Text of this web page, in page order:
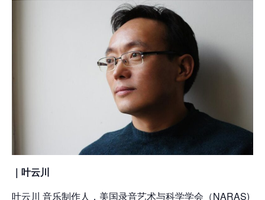
｜ 叶云川
叶云川 音乐制作人，美国录音艺术与科学学会（NARAS)